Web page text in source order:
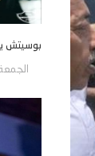
بوسيتش
الجمعة/07/أغسطس/2026